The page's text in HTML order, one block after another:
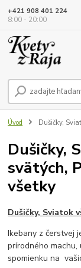
+421 908 401 224
8:00 - 20:00
Úvod Dušičky,
Dušičky,
svätých,
všetky
Dušičky, Sviatok
Ikebany z čerstvej
prírodného machu,
spomienku na